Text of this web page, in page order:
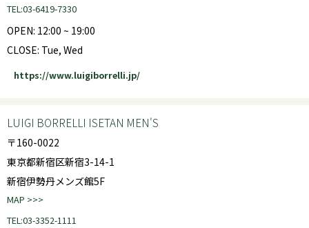
TEL:03-6419-7330
OPEN: 12:00 ~ 19:00
CLOSE: Tue, Wed
https://www.luigiborrelli.jp/
LUIGI BORRELLI ISETAN MEN'S
〒160-0022
東京都新宿区新宿3-14-1
新宿伊勢丹メンズ館5F
MAP >>>
TEL:03-3352-1111